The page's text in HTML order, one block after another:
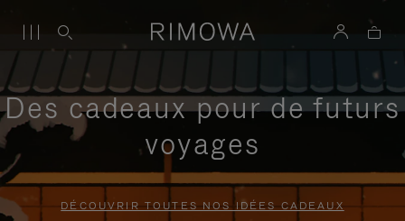
Des cadeaux pour de futurs
voyages
DÉCOUVRIR TOUTES NOS IDÉES CADEAUX